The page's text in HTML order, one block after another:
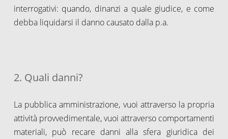
interrogativi: quando, dinanzi a quale giudice, e come
debba liquidarsi il danno causato dalla p.a.
2. Quali danni?
La pubblica amministrazione, vuoi attraverso la propria
attività provvedimentale, vuoi attraverso comportamenti
materiali, può recare danni alla sfera giuridica dei